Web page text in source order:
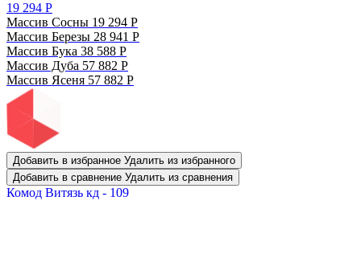
19 294 Р
Массив Сосны 19 294 Р
Массив Березы 28 941 Р
Массив Бука 38 588 Р
Массив Дуба 57 882 Р
Массив Ясеня 57 882 Р
Добавить в избранное Удалить из избранного
Добавить в сравнение Удалить из сравнения
Комод Витязь кд - 109